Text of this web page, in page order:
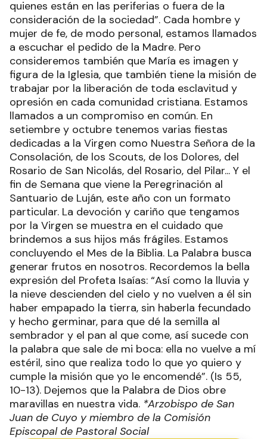
quienes están en las periferias o fuera de la
consideración de la sociedad”. Cada hombre y
mujer de fe, de modo personal, estamos llamados
a escuchar el pedido de la Madre. Pero
consideremos también que María es imagen y
figura de la Iglesia, que también tiene la misión de
trabajar por la liberación de toda esclavitud y
opresión en cada comunidad cristiana. Estamos
llamados a un compromiso en común. En
setiembre y octubre tenemos varias fiestas
dedicadas a la Virgen como Nuestra Señora de la
Consolación, de los Scouts, de los Dolores, del
Rosario de San Nicolás, del Rosario, del Pilar... Y el
fin de Semana que viene la Peregrinación al
Santuario de Luján, este año con un formato
particular. La devoción y cariño que tengamos
por la Virgen se muestra en el cuidado que
brindemos a sus hijos más frágiles. Estamos
concluyendo el Mes de la Biblia. La Palabra busca
generar frutos en nosotros. Recordemos la bella
expresión del Profeta Isaías: “Así como la lluvia y
la nieve descienden del cielo y no vuelven a él sin
haber empapado la tierra, sin haberla fecundado
y hecho germinar, para que dé la semilla al
sembrador y el pan al que come, así sucede con
la palabra que sale de mi boca: ella no vuelve a mí
estéril, sino que realiza todo lo que yo quiero y
cumple la misión que yo le encomendé”. (Is 55,
10-13). Dejemos que la Palabra de Dios obre
maravillas en nuestra vida. *Arzobispo de San
Juan de Cuyo y miembro de la Comisión
Episcopal de Pastoral Social